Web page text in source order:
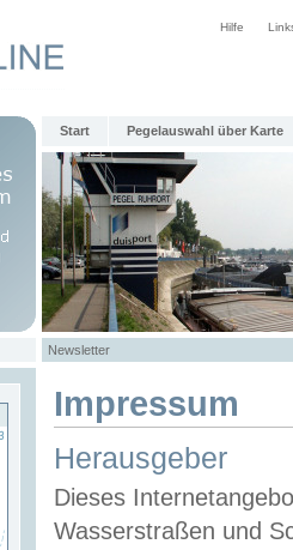
Hilfe
Start Pegelauswahl über Karte
Newsletter
Impressum
Herausgeber
Dieses
Wasserstraßen und